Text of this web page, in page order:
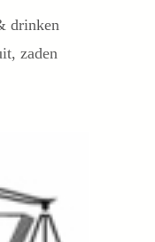
drinken
, zaden